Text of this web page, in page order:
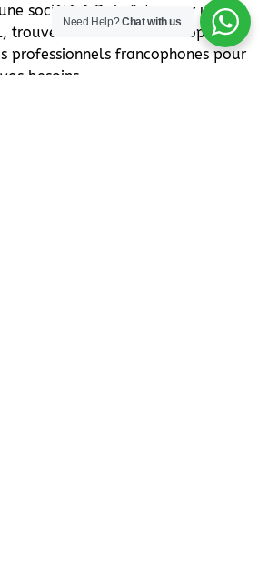
société à Dubaï, trouver une
trouver un médecin francophone,
professionnels francophones pour
besoins.
Need Help?Chat with us